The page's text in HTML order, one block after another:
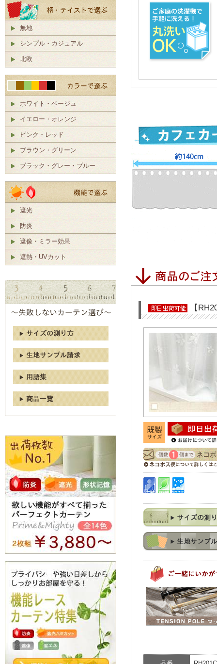
【
無地
シンプル・カジュアル
北欧
ホワイト・ベージュ
イエロー・オレンジ
ピンク・レッド
ブラウン・グリーン
ブラック・グレー・ブルー
遮光
防炎
遮像・ミラー効果
遮熱・UVカット